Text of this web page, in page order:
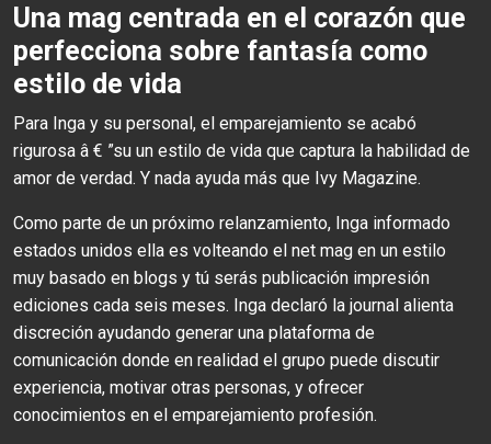
Una mag centrada en el corazón que
perfecciona sobre fantasía como
estilo de vida
Para Inga y su personal, el emparejamiento se acabó
rigurosa â € ”su un estilo de vida ​​que captura la habilidad de
amor de verdad. Y nada ayuda más que Ivy Magazine.
Como parte de un próximo relanzamiento, Inga informado
estados unidos ella es volteando el net mag en un estilo
muy basado en blogs y tú serás publicación impresión
ediciones cada seis meses. Inga declaró la journal alienta
discreción ayudando generar una plataforma de
comunicación donde en realidad el grupo puede discutir
experiencia, motivar otras personas, y ofrecer
conocimientos en el emparejamiento profesión.